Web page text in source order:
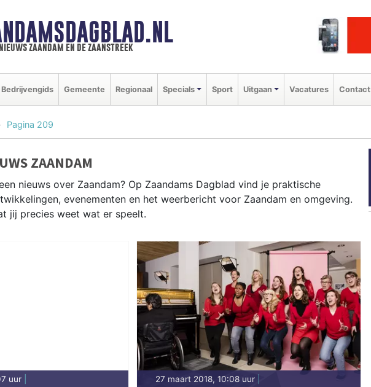
zaandam en de zaanstreek
Bedrijvengids Gemeente Regionaal Specials Sport Uitgaan Vacatures Contact
Pagina 209
ZAANDAM
nieuws over Zaandam? Op Zaandams Dagblad vind je praktische
evenementen en het weerbericht voor Zaandam en omgeving.
jij precies weet wat er speelt.
op de A7 en de Zaan tot evenementen als het Zaans Schaatsfestival en het
Zaanstreek rondom Zaandam.
uur 27 maart 2018, 10:08 uur|